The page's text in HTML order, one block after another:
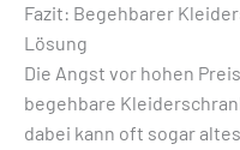
Fazit: Begehbarer
Lösung
Die Angst vor hohen
begehbare
dabei kann oft sogar